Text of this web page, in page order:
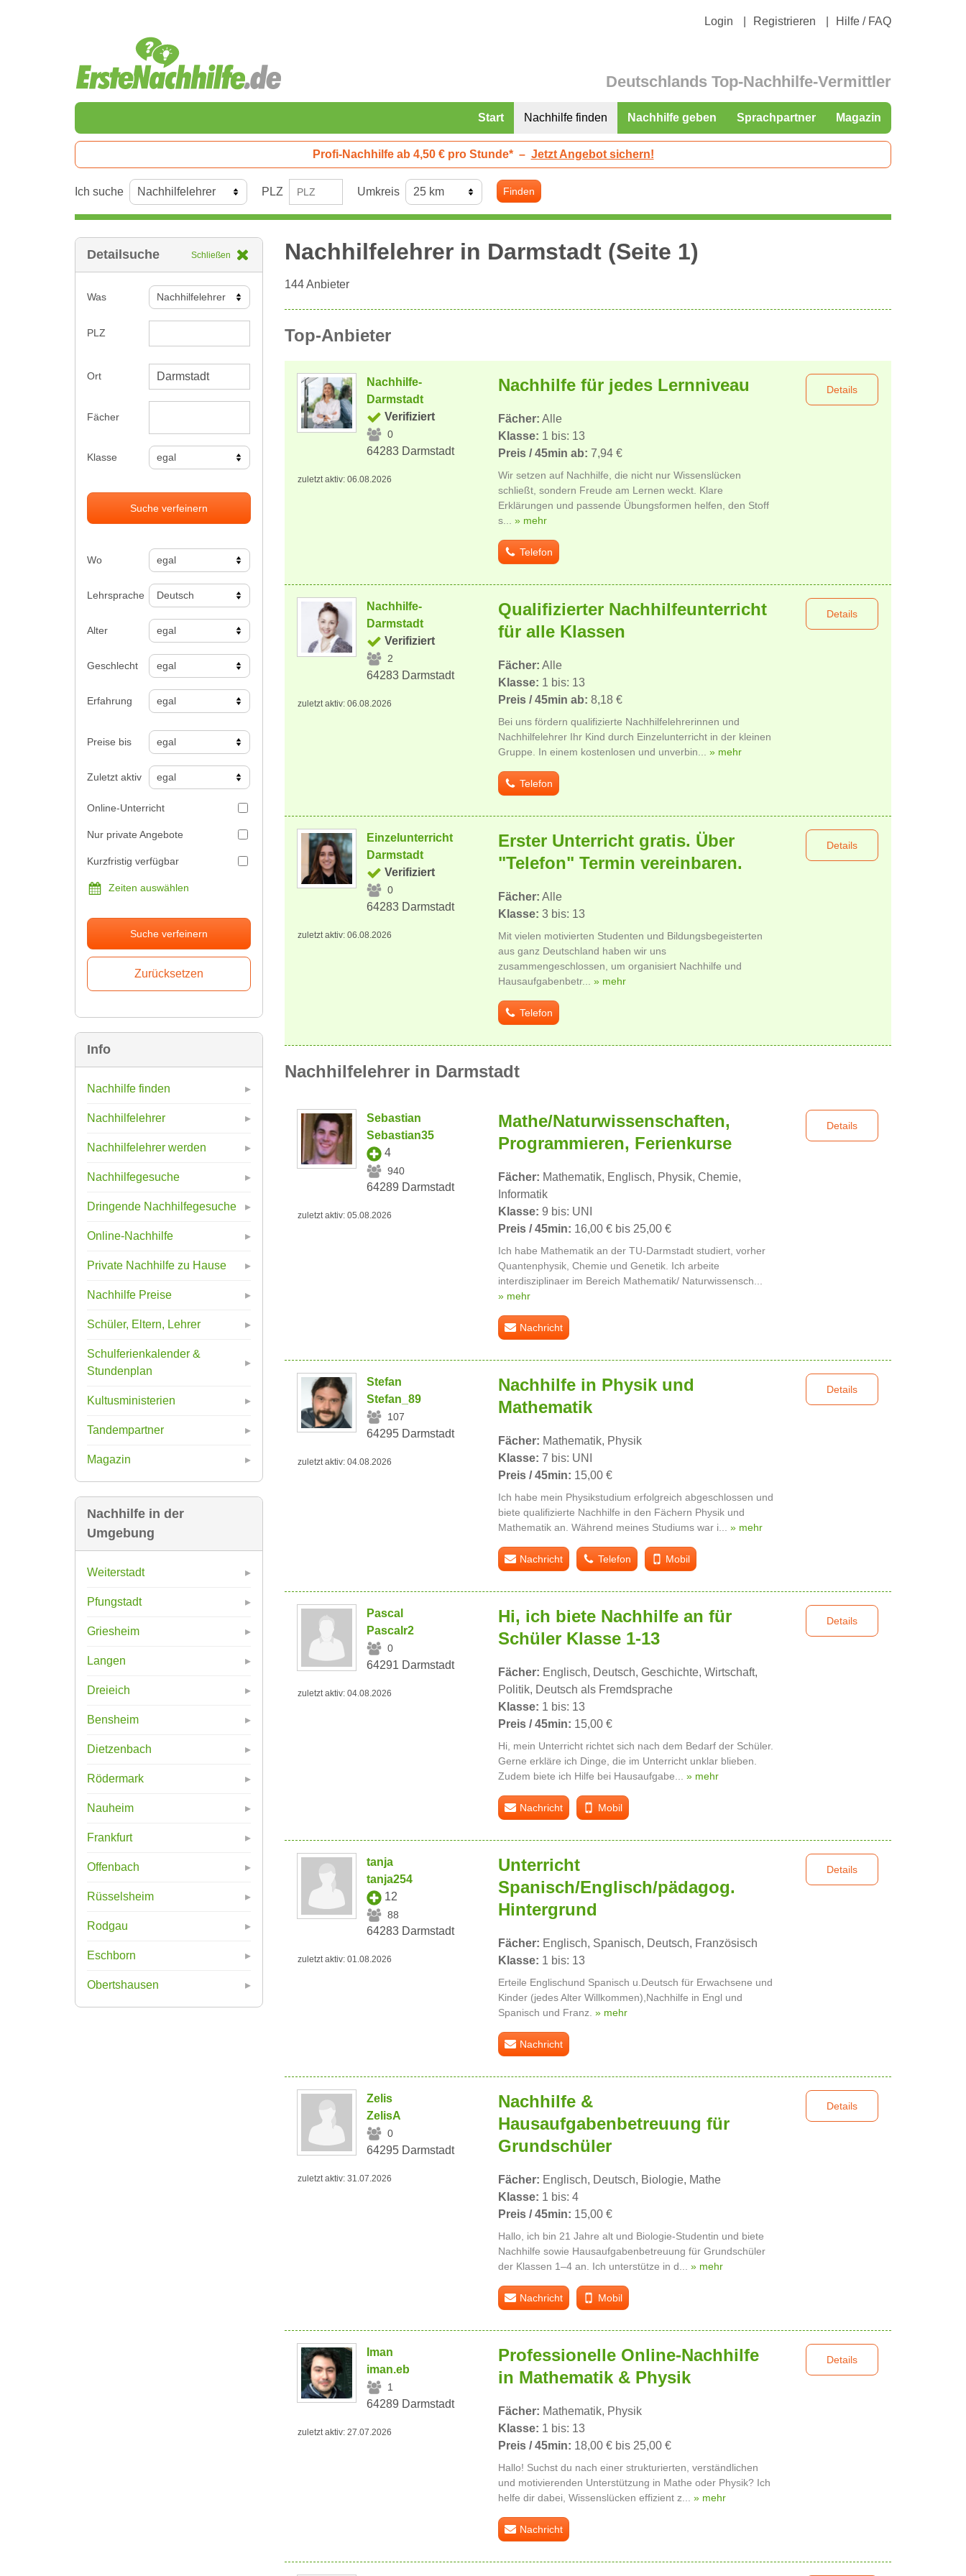
Login Registrieren Hilfe / FAQ
Deutschlands Top-Nachhilfe-Vermittler
Start Nachhilfe finden Nachhilfe geben Sprachpartner Magazin
Profi-Nachhilfe ab 4,50 € pro Stunde* – Jetzt Angebot sichern!
Ich suche PLZ Umkreis Finden
Detailsuche Schließen
Was
PLZ
Ort
Fächer
Klasse
Suche verfeinern
Wo
Lehrsprache
Alter
Geschlecht
Erfahrung
Preise bis
Zuletzt aktiv
Online-Unterricht
Nur private Angebote
Kurzfristig verfügbar
Zeiten auswählen
Suche verfeinern
Info
Nachhilfe finden
Nachhilfelehrer
Nachhilfelehrer werden
Nachhilfegesuche
Dringende Nachhilfegesuche
Online-Nachhilfe
Private Nachhilfe zu Hause
Nachhilfe Preise
Schüler, Eltern, Lehrer
Schulferienkalender &
Stundenplan
Kultusministerien
Tandempartner
Magazin
Nachhilfe in der
Umgebung
Weiterstadt
Pfungstadt
Griesheim
Langen
Dreieich
Bensheim
Dietzenbach
Rödermark
Nauheim
Frankfurt
Offenbach
Rüsselsheim
Rodgau
Eschborn
Obertshausen
Nachhilfelehrer in Darmstadt(Seite 1)
144Anbieter
Top-Anbieter
Nachhilfe-
Darmstadt
Verifiziert
0
64283 Darmstadt
zuletzt aktiv: 06.08.2026
Nachhilfe für jedes Lernniveau
Fächer: Alle
Klasse: 1 bis: 13
Preis / 45min ab: 7,94 €
Wir setzen auf Nachhilfe, die nicht nur Wissenslücken
schließt, sondern Freude am Lernen weckt. Klare
Erklärungen und passende Übungsformen helfen, den Stoff
s... » mehr
Details
Telefon
Nachhilfe-
Darmstadt
Verifiziert
2
64283 Darmstadt
zuletzt aktiv: 06.08.2026
Qualifizierter Nachhilfeunterricht
für alle Klassen
Fächer: Alle
Klasse: 1 bis: 13
Preis / 45min ab: 8,18 €
Bei uns fördern qualifizierte Nachhilfelehrerinnen und
Nachhilfelehrer Ihr Kind durch Einzelunterricht in der kleinen
Gruppe. In einem kostenlosen und unverbin... » mehr
Details
Telefon
Einzelunterricht
Darmstadt
Verifiziert
0
64283 Darmstadt
zuletzt aktiv: 06.08.2026
Erster Unterricht gratis. Über
"Telefon" Termin vereinbaren.
Fächer: Alle
Klasse: 3 bis: 13
Mit vielen motivierten Studenten und Bildungsbegeisterten
aus ganz Deutschland haben wir uns
zusammengeschlossen, um organisiert Nachhilfe und
Hausaufgabenbetr... » mehr
Details
Telefon
Nachhilfelehrer in Darmstadt
Sebastian
Sebastian35
4
940
64289 Darmstadt
zuletzt aktiv: 05.08.2026
Mathe/Naturwissenschaften,
Programmieren, Ferienkurse
Fächer: Mathematik, Englisch, Physik, Chemie,
Informatik
Klasse: 9 bis: UNI
Preis / 45min: 16,00 € bis 25,00 €
Ich habe Mathematik an der TU-Darmstadt studiert, vorher
Quantenphysik, Chemie und Genetik. Ich arbeite
interdisziplinaer im Bereich Mathematik/ Naturwissensch...
» mehr
Details
Nachricht
Stefan
Stefan_89
107
64295 Darmstadt
zuletzt aktiv: 04.08.2026
Nachhilfe in Physik und
Mathematik
Fächer: Mathematik, Physik
Klasse: 7 bis: UNI
Preis / 45min: 15,00 €
Ich habe mein Physikstudium erfolgreich abgeschlossen und
biete qualifizierte Nachhilfe in den Fächern Physik und
Mathematik an. Während meines Studiums war i... » mehr
Details
Nachricht Telefon Mobil
Pascal
Pascalr2
0
64291 Darmstadt
zuletzt aktiv: 04.08.2026
Hi, ich biete Nachhilfe an für
Schüler Klasse 1-13
Fächer: Englisch, Deutsch, Geschichte, Wirtschaft,
Politik, Deutsch als Fremdsprache
Klasse: 1 bis: 13
Preis / 45min: 15,00 €
Hi, mein Unterricht richtet sich nach dem Bedarf der Schüler.
Gerne erkläre ich Dinge, die im Unterricht unklar blieben.
Zudem biete ich Hilfe bei Hausaufgabe... » mehr
Details
Nachricht Mobil
tanja
tanja254
12
88
64283 Darmstadt
zuletzt aktiv: 01.08.2026
Unterricht
Spanisch/Englisch/pädagog.
Hintergrund
Fächer: Englisch, Spanisch, Deutsch, Französisch
Klasse: 1 bis: 13
Erteile Englischund Spanisch u.Deutsch für Erwachsene und
Kinder (jedes Alter Willkommen),Nachhilfe in Engl und
Spanisch und Franz. » mehr
Details
Nachricht
Zelis
ZelisA
0
64295 Darmstadt
zuletzt aktiv: 31.07.2026
Nachhilfe &
Hausaufgabenbetreuung für
Grundschüler
Fächer: Englisch, Deutsch, Biologie, Mathe
Klasse: 1 bis: 4
Preis / 45min: 15,00 €
Hallo, ich bin 21 Jahre alt und Biologie-Studentin und biete
Nachhilfe sowie Hausaufgabenbetreuung für Grundschüler
der Klassen 1–4 an. Ich unterstütze in d... » mehr
Details
Nachricht Mobil
Iman
iman.eb
1
64289 Darmstadt
zuletzt aktiv: 27.07.2026
Professionelle Online-Nachhilfe
in Mathematik & Physik
Fächer: Mathematik, Physik
Klasse: 1 bis: 13
Preis / 45min: 18,00 € bis 25,00 €
Hallo! Suchst du nach einer strukturierten, verständlichen
und motivierenden Unterstützung in Mathe oder Physik? Ich
helfe dir dabei, Wissenslücken effizient z... » mehr
Details
Nachricht